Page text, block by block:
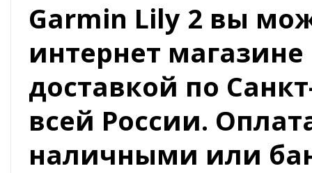
Garmin Lily 2 вы
интернет
доставкой по
всей России.
наличными или